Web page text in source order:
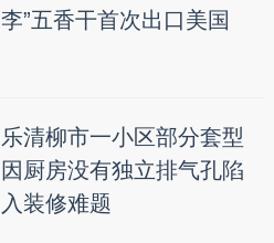
李”五香干首次出口美国
乐清柳市一小区部分套型
因厨房没有独立排气孔陷
入装修难题